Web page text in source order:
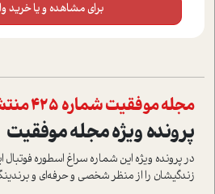
برای مشاهده و یا خرید
مجله موفقیت شماره 425 منتشر شد
پرونده ویژه مجله موفقیت
در پرونده ویژه این شماره سراغ اسطوره فوتبال
زندگیشان را از منظر شخصی و حرفه‌ای و